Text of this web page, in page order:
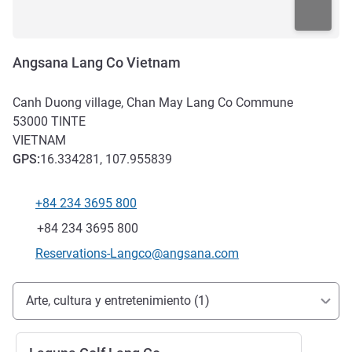
Angsana Lang Co Vietnam
Canh Duong village, Chan May Lang Co Commune
53000 TINTE
VIETNAM
GPS:16.334281, 107.955839
Teléfono
+84 234 3695 800
Fax
+84 234 3695 800
Correo electrónico de contacto
Reservations-Langco@angsana.com
Acceso y transporte
Arte, cultura y entretenimiento (1)